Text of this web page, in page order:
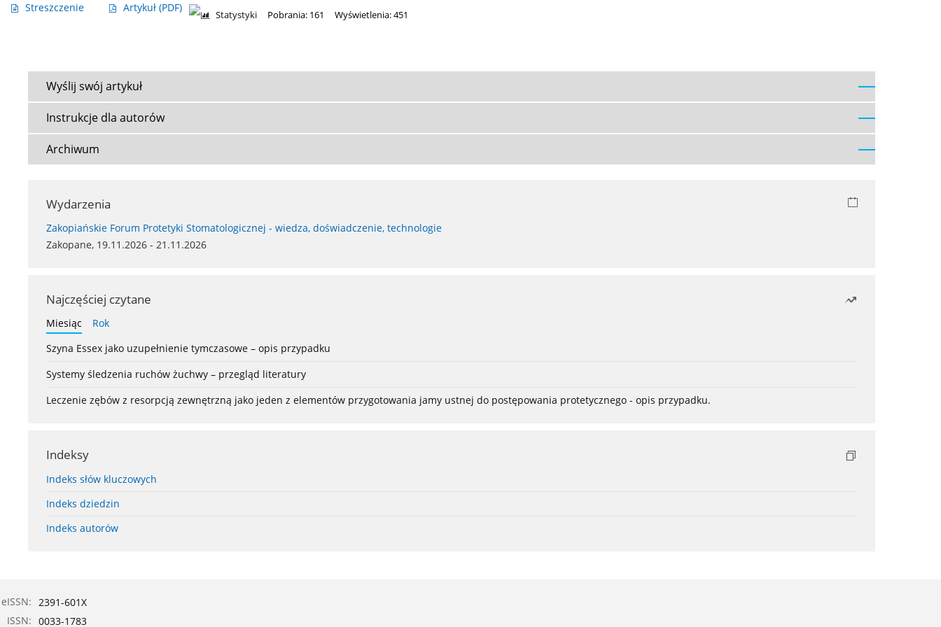
Streszczenie Artykuł (PDF)
Statystyki Pobrania: 161 Wyświetlenia: 451
Wyślij swój artykuł
Instrukcje dla autorów
Archiwum
Wydarzenia
Zakopiańskie Forum Protetyki Stomatologicznej - wiedza, doświadczenie, technologie
Zakopane, 19.11.2026 - 21.11.2026
Najczęściej czytane
Miesiąc
Rok
Szyna Essex jako uzupełnienie tymczasowe – opis przypadku
Systemy śledzenia ruchów żuchwy – przegląd literatury
Leczenie zębów z resorpcją zewnętrzną jako jeden z elementów przygotowania jamy ustnej do postępowania protetycznego - opis przypadku.
Indeksy
Indeks słów kluczowych
Indeks dziedzin
Indeks autorów
eISSN: 2391-601X
ISSN: 0033-1783